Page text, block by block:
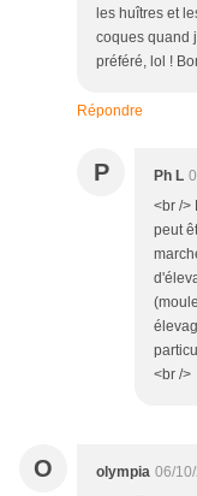
les huîtres et
coques quand
préféré, lol !
Répondre
P Ph L
<br />
peut
<br />
O olympia 06/